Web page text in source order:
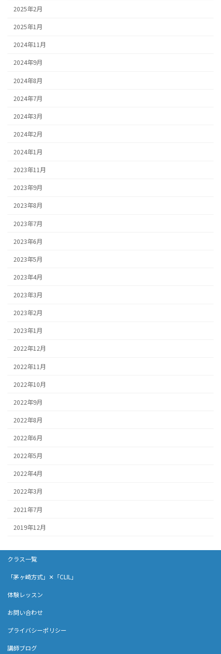
2025年2月
2025年1月
2024年11月
2024年9月
2024年8月
2024年7月
2024年3月
2024年2月
2024年1月
2023年11月
2023年9月
2023年8月
2023年7月
2023年6月
2023年5月
2023年4月
2023年3月
2023年2月
2023年1月
2022年12月
2022年11月
2022年10月
2022年9月
2022年8月
2022年6月
2022年5月
2022年4月
2022年3月
2021年7月
2019年12月
クラス一覧
「茅ヶ崎方式」✕「CLIL」
体験レッスン
お問い合わせ
プライバシーポリシー
講師ブログ